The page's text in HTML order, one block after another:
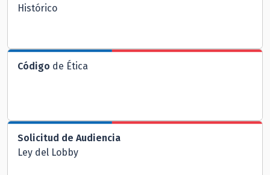
Histórico
Código de Ética
Solicitud de Audiencia
Ley del Lobby